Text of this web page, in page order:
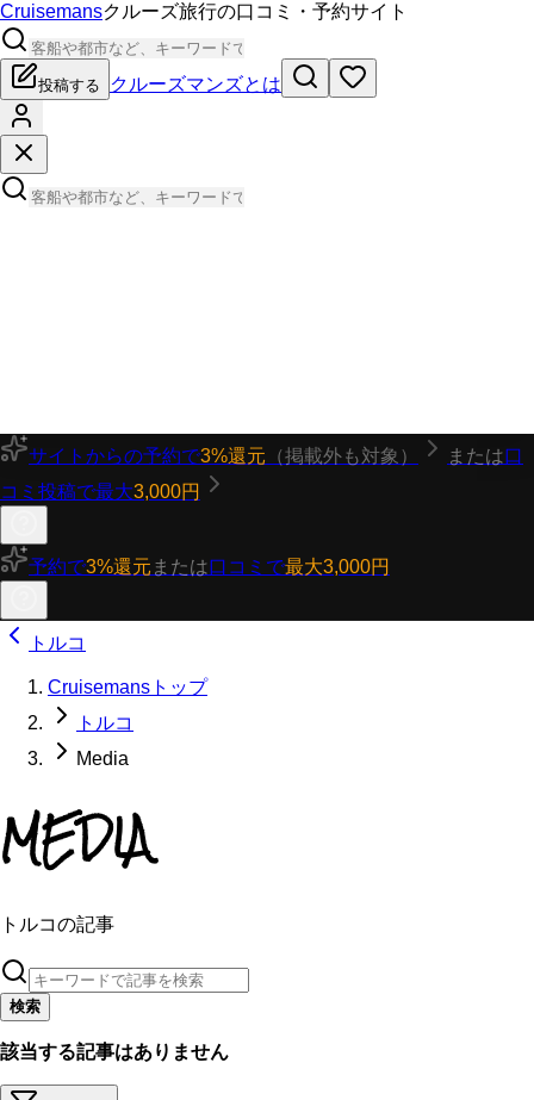
Cruisemansクルーズ旅行の口コミ・予約サイト
投稿する クルーズマンズとは
サイトからの予約で3%還元 （掲載外も対象） または口
コミ投稿で最大3,000円
予約で3%還元 または口コミで最大3,000円
トルコ
Cruisemansトップ
トルコ
Media
MEDIA
トルコの記事
検索
該当する記事はありません